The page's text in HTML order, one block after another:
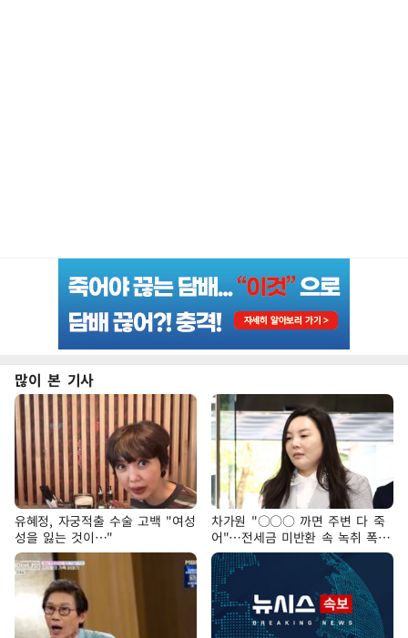
많이 본 기사
유혜정, 자궁적출 수술 고백 "여성
성을 잃는 것이…"
차가원 "○○○ 까면 주변 다 죽
어"…전세금 미반환 속 녹취 폭로
파장